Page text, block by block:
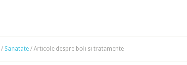
/ Sanatate / Articole despre boli si tratamente